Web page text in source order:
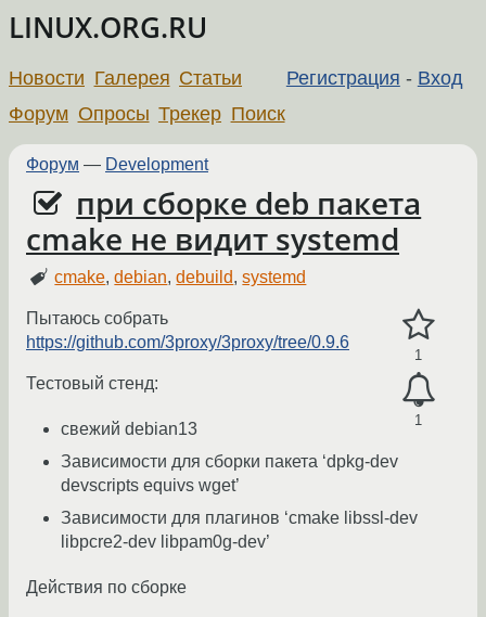
LINUX.ORG.RU
Регистрация - Вход
Новости Галерея Статьи
Форум Опросы Трекер Поиск
Форум — Development
при сборке deb пакета
cmake не видит systemd
cmake,debian,debuild,systemd
1
1
Пытаюсь собрать
https://github.com/3proxy/3proxy/tree/0.9.6
Тестовый стенд:
свежий debian13
Зависимости для сборки пакета ‘dpkg-dev
devscripts equivs wget’
Зависимости для плагинов ‘cmake libssl-dev
libpcre2-dev libpam0g-dev’
Действия по сборке